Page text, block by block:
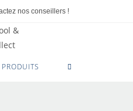
nos conseillers !